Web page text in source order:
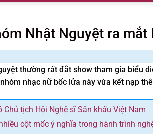
Nhật Nguyệt ra mắt
thường rất đắt show tham gia biểu
nhạc nữ bốc lửa này vừa kết nạp
tịch Hội Nghệ sĩ Sân khấu Việt Nam
cột mốc ý nghĩa trong hành trình